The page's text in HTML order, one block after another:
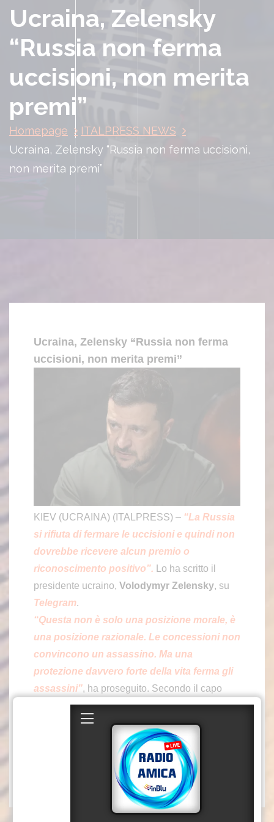
Ucraina, Zelensky
“Russia non ferma
uccisioni, non merita
premi”
Homepage
ITALPRESS NEWS
Ucraina, Zelensky “Russia non ferma uccisioni,
non merita premi”
Ucraina, Zelensky “Russia non ferma
uccisioni, non merita premi”
KIEV (UCRAINA) (ITALPRESS) – “La Russia
si rifiuta di fermare le uccisioni e quindi non
dovrebbe ricevere alcun premio o
riconoscimento positivo”. Lo ha scritto il
presidente ucraino, Volodymyr Zelensky, su
Telegram.
“Questa non è solo una posizione morale, è
una posizione razionale. Le concessioni non
convincono un assassino. Ma una
protezione davvero forte della vita ferma gli
assassini”, ha proseguito. Secondo il capo
dello Stato ucraino,“la Russia sta
prolungando la guerra e quindi merita una
maggiore pressione da parte del mondo”.